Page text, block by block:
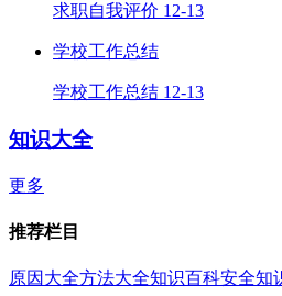
求职自我评价 12-13
学校工作总结
学校工作总结 12-13
知识大全
更多
推荐栏目
原因大全方法大全知识百科安全知